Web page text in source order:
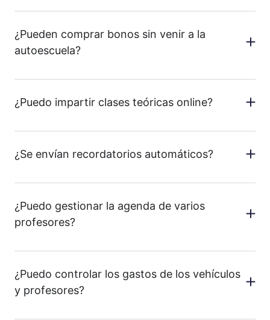
¿Pueden comprar bonos sin venir a la
autoescuela?
¿Puedo impartir clases teóricas online?
¿Se envían recordatorios automáticos?
¿Puedo gestionar la agenda de varios
profesores?
¿Puedo controlar los gastos de los vehículos
y profesores?